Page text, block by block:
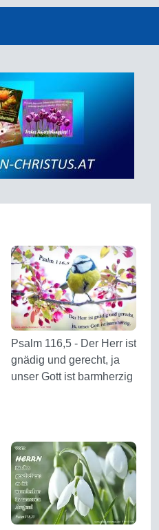
Psalm 116,5 - Der Herr ist
gnädig und gerecht, ja
unser Gott ist barmherzig